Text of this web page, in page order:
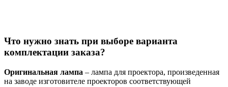
Что нужно знать при выборе варианта
комплектации заказа?
Оригинальная лампа – лампа для проектора, произведенная
на заводе изготовителе проекторов соответствующей